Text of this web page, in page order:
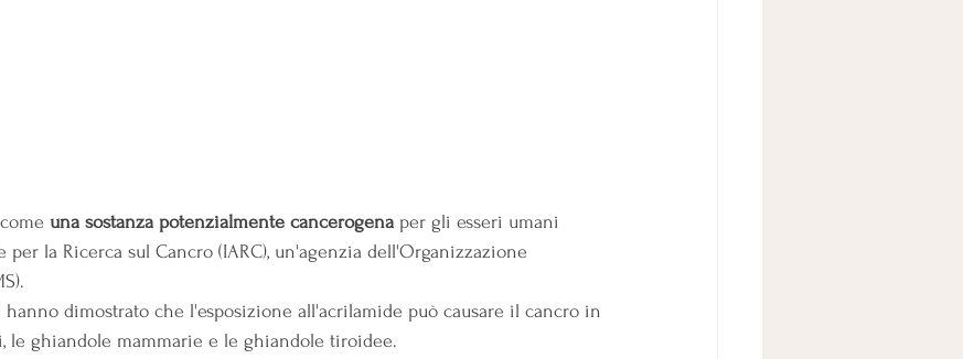
una sostanza potenzialmente cancerogena per gli esseri umani
per la Ricerca sul Cancro (IARC), un'agenzia dell'Organizzazione
dimostrato che l'esposizione all'acrilamide può causare il cancro in
le ghiandole mammarie e le ghiandole tiroidee.